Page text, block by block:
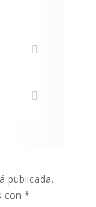
publicada.
con *